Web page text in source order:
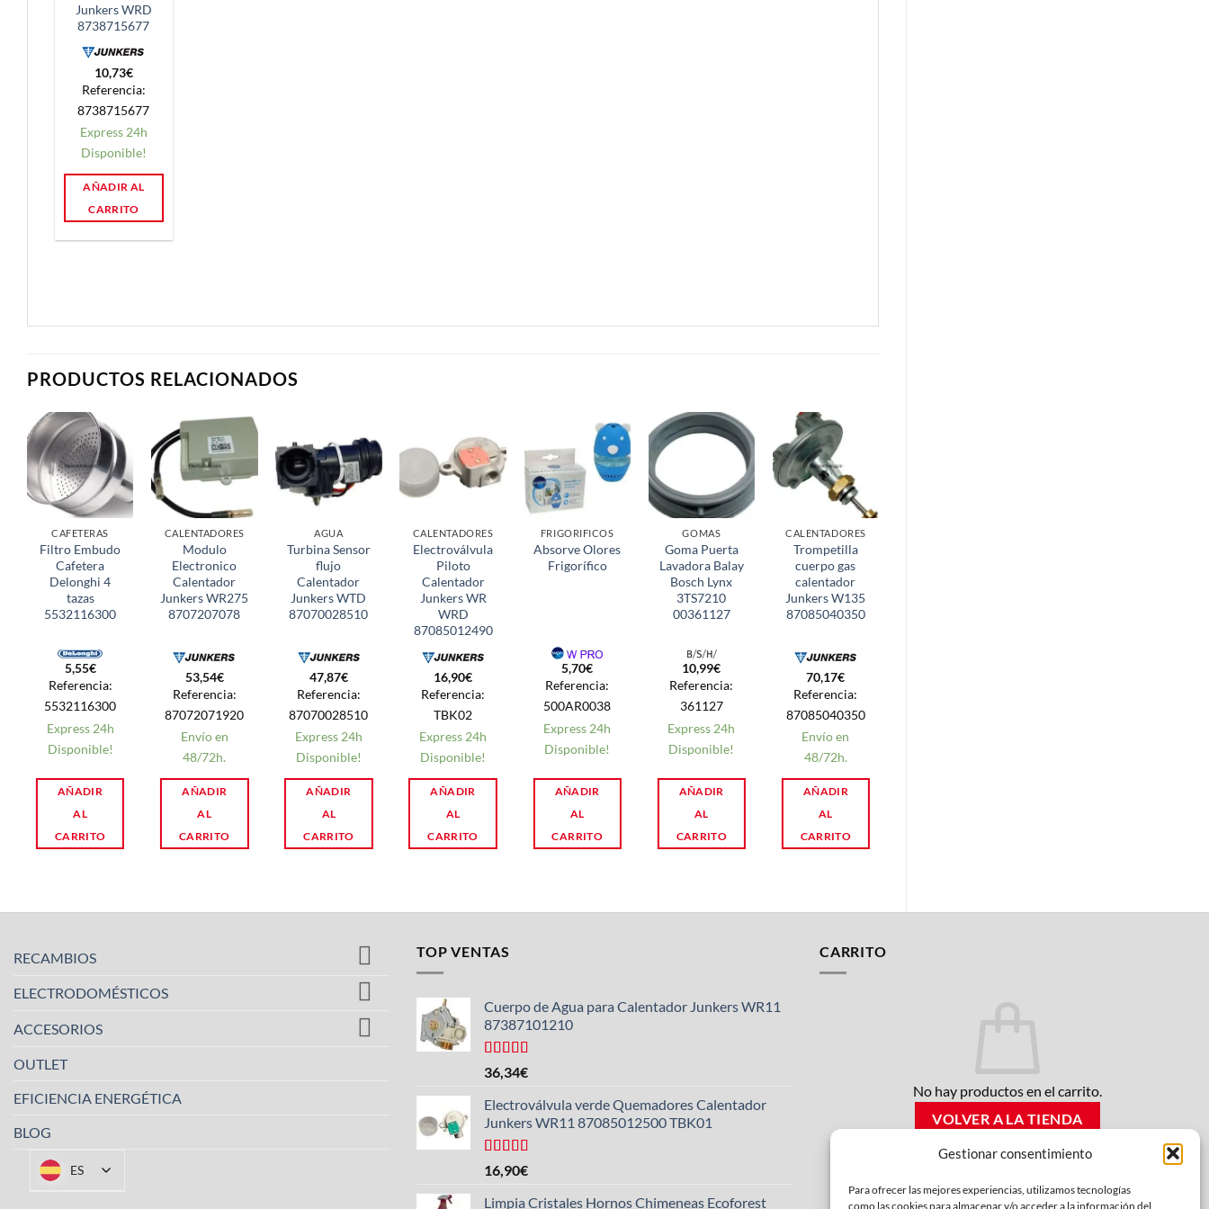
Gestionar consentimiento
Para ofrecer las mejores experiencias, utilizamos tecnologías
como las cookies para almacenar y/o acceder a la información del
Junkers WRD
8738715677
10,73€
Referencia:
8738715677
Express 24h
Disponible!
AÑADIR AL
CARRITO
PRODUCTOS RELACIONADOS
CAFETERAS
Filtro Embudo
Cafetera
Delonghi 4
tazas
5532116300
5,55€
Referencia:
5532116300
Express 24h
Disponible!
AÑADIR
AL
CARRITO
CALENTADORES
Modulo
Electronico
Calentador
Junkers WR275
8707207078
53,54€
Referencia:
87072071920
Envío en
48/72h.
AÑADIR
AL
CARRITO
AGUA
Turbina Sensor
flujo
Calentador
Junkers WTD
87070028510
47,87€
Referencia:
87070028510
Express 24h
Disponible!
AÑADIR
AL
CARRITO
CALENTADORES
Electroválvula
Piloto
Calentador
Junkers WR
WRD
87085012490
16,90€
Referencia:
TBK02
Express 24h
Disponible!
AÑADIR
AL
CARRITO
FRIGORIFICOS
Absorve Olores
Frigorífico
5,70€
Referencia:
500AR0038
Express 24h
Disponible!
AÑADIR
AL
CARRITO
GOMAS
Goma Puerta
Lavadora Balay
Bosch Lynx
3TS7210
00361127
10,99€
Referencia:
361127
Express 24h
Disponible!
AÑADIR
AL
CARRITO
CALENTADORES
Trompetilla
cuerpo gas
calentador
Junkers W135
87085040350
70,17€
Referencia:
87085040350
Envío en
48/72h.
AÑADIR
AL
CARRITO
RECAMBIOS
ELECTRODOMÉSTICOS
ACCESORIOS
OUTLET
EFICIENCIA ENERGÉTICA
BLOG
ES
TOP VENTAS
Cuerpo de Agua para Calentador Junkers WR11
87387101210
Valorado
con
de 5
36,34€
Electroválvula verde Quemadores Calentador
Junkers WR11 87085012500 TBK01
Valorado
con
de 5
16,90€
Limpia Cristales Hornos Chimeneas Ecoforest
CARRITO
No hay productos en el carrito.
VOLVER A LA TIENDA